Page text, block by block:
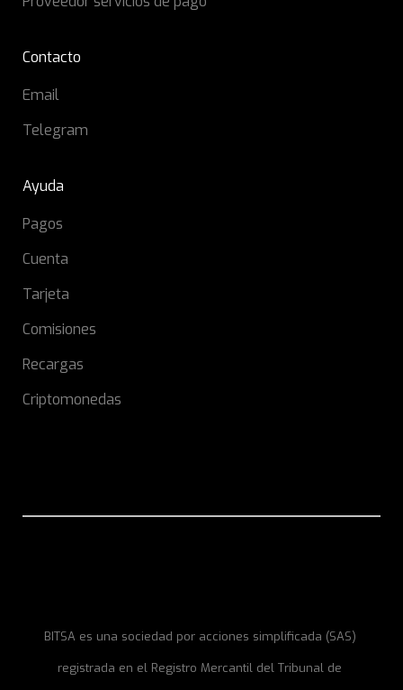
Contacto
Email
Telegram
Ayuda
Pagos
Cuenta
Tarjeta
Comisiones
Recargas
Criptomonedas
BITSA es una sociedad por acciones simplificada (SAS)
registrada en el Registro Mercantil del Tribunal de